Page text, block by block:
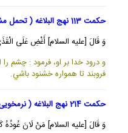
حکمت 113 نهج البلاغه ( تحمل مشکلات و خشنودی )
وَ قَالَ [عليه السلام] أَغْضِ عَلَى
و درود خدا بر او، فرمود : چشم
فروبند تا همواره خشنود باشي.
حکمت 214 نهج البلاغه ( نرمخویی و کامیابی )
وَ قَالَ [عليه السلام] مَنْ لَانَ عُودُهُ